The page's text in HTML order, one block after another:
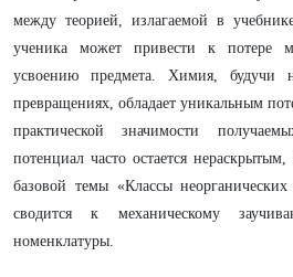
между теорией, излагаемой в
ученика может привести к потере
усвоению предмета. Химия, будучи
превращениях, обладает уникальным
практической значимости
потенциал часто остается
базовой темы «Классы
сводится к механическому
номенклатуры.